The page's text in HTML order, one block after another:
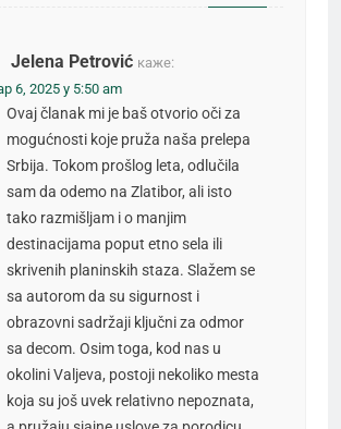
Jelena Petrović каже:
6, 2025 у 5:50 am
Ovaj članak mi je baš otvorio oči za
mogućnosti koje pruža naša prelepa
Srbija. Tokom prošlog leta, odlučila
sam da odemo na Zlatibor, ali isto
tako razmišljam i o manjim
destinacijama poput etno sela ili
skrivenih planinskih staza. Slažem se
sa autorom da su sigurnost i
obrazovni sadržaji ključni za odmor
sa decom. Osim toga, kod nas u
okolini Valjeva, postoji nekoliko mesta
koja su još uvek relativno nepoznata,